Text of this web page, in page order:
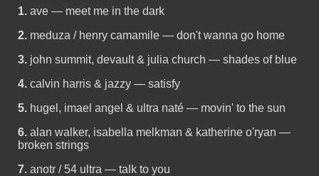
1. ave — meet me in the dark
2. meduza / henry camamile — don't wanna go home
3. john summit, devault & julia church — shades of blue
4. calvin harris & jazzy — satisfy
5. hugel, imael angel & ultra naté — movin' to the sun
6. alan walker, isabella melkman & katherine o'ryan —
broken strings
7. anotr / 54 ultra — talk to you